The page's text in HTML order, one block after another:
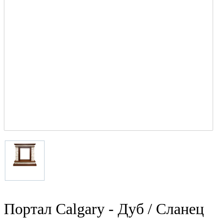
Портал Calgary - Дуб / Сланец